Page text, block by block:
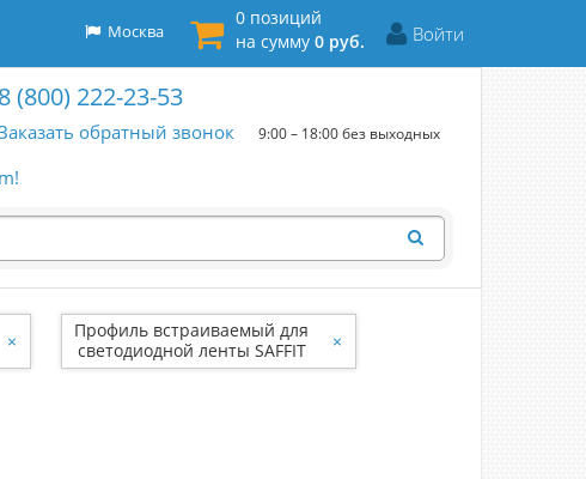
Войти
0 позиций
на сумму 0 руб.
Москва
8 (800) 222-23-53
обратный звонок 9:00 – 18:00 без выходных
×
Профиль встраиваемый для
светодиодной ленты SAFFIT
SAB251 55246
×